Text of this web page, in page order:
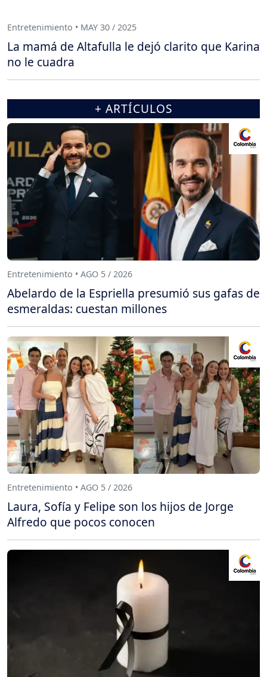
Entretenimiento • MAY 30 / 2025
La mamá de Altafulla le dejó clarito que Karina
no le cuadra
+ ARTÍCULOS
Entretenimiento • AGO 5 / 2026
Abelardo de la Espriella presumió sus gafas de
esmeraldas: cuestan millones
Entretenimiento • AGO 5 / 2026
Laura, Sofía y Felipe son los hijos de Jorge
Alfredo que pocos conocen